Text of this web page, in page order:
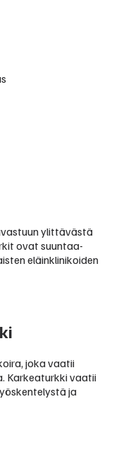
ylittävästä
ovat suuntaa-
eläinklinikoiden
joka vaatii
Karkeaturkki vaatii
ja